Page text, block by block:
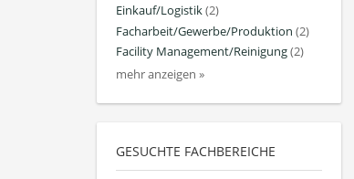
Einkauf/Logistik(2)
Facharbeit/Gewerbe/Produktion (2)
Facility Management/Reinigung(2)
mehr anzeigen »
GESUCHTE FACHBEREICHE